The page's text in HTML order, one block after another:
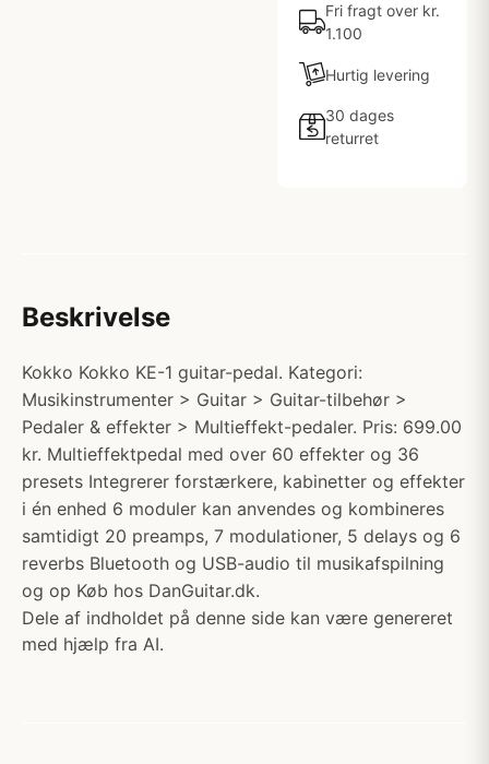
Fri fragt over kr.
1.100
Hurtig levering
30 dages
returret
Beskrivelse
Kokko Kokko KE-1 guitar-pedal. Kategori:
Musikinstrumenter > Guitar > Guitar-tilbehør >
Pedaler & effekter > Multieffekt-pedaler. Pris: 699.00
kr. Multieffektpedal med over 60 effekter og 36
presets Integrerer forstærkere, kabinetter og effekter
i én enhed 6 moduler kan anvendes og kombineres
samtidigt 20 preamps, 7 modulationer, 5 delays og 6
reverbs Bluetooth og USB-audio til musikafspilning
og op Køb hos DanGuitar.dk.
Dele af indholdet på denne side kan være genereret
med hjælp fra AI.